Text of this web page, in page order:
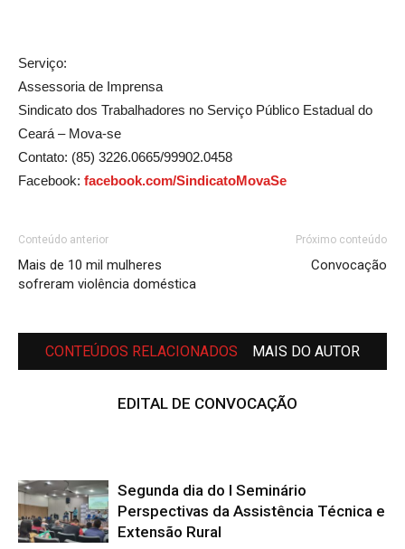
Serviço:
Assessoria de Imprensa
Sindicato dos Trabalhadores no Serviço Público Estadual do
Ceará – Mova-se
Contato: (85) 3226.0665/99902.0458
Facebook: facebook.com/SindicatoMovaSe
Conteúdo anterior
Mais de 10 mil mulheres
sofreram violência doméstica
Próximo conteúdo
Convocação
CONTEÚDOS RELACIONADOS MAIS DO AUTOR
EDITAL DE CONVOCAÇÃO
Segunda dia do I Seminário
Perspectivas da Assistência Técnica e
Extensão Rural